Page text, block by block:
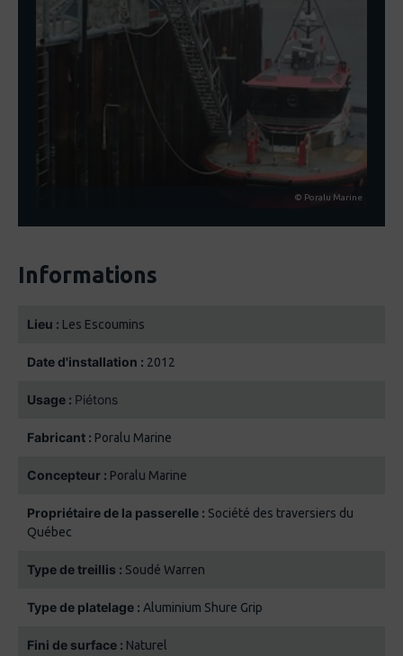
© Poralu Marine
Informations
Lieu : Les Escoumins
Date d'installation : 2012
Usage : Piétons
Fabricant : Poralu Marine
Concepteur : Poralu Marine
Propriétaire de la passerelle :
Québec
Type de treillis : Soudé Warren
Type de platelage : Aluminium Shure Grip
Fini de surface : Naturel